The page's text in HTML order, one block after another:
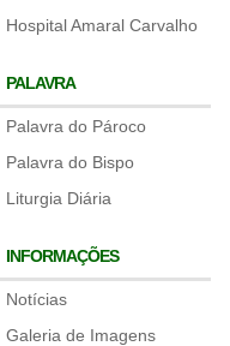
Hospital Amaral Carvalho
PALAVRA
Palavra do Pároco
Palavra do Bispo
Liturgia Diária
INFORMAÇÕES
Notícias
Galeria de Imagens